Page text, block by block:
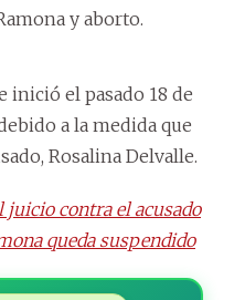
y aborto.
inició el pasado 18 de
a la medida que
Rosalina Delvalle.
contra el acusado
queda suspendido